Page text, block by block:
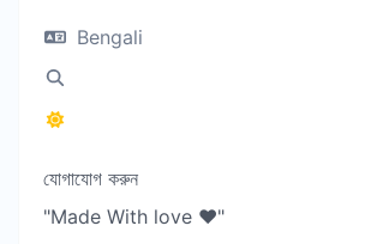
Bengali
যোগাযোগ করুন
"Made With love ❤️"